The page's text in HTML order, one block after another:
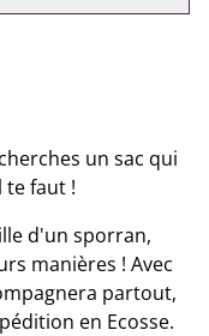
un sac qui
te faut !
d'un sporran,
manières ! Avec
partout,
en Ecosse.